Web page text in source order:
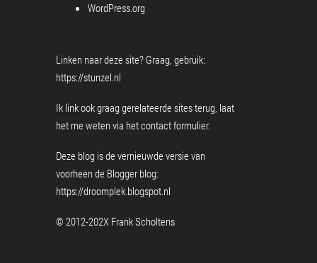
WordPress.org
Linken naar deze site? Graag, gebruik:
https://stunzel.nl
Ik link ook graag gerelateerde sites terug, laat
het me weten via hetcontact formulier.
Deze blog is de vernieuwde versie van
voorheen de Blogger blog:
https://droomplek.blogspot.nl
© 2012-202X Frank Scholtens